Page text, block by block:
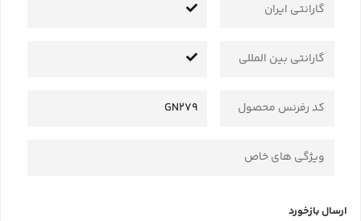
گارانتی ایران
گارانتی بین المللی
کد رفرنس محصول GN279
ویژگی های خاص
ارسال بازخورد